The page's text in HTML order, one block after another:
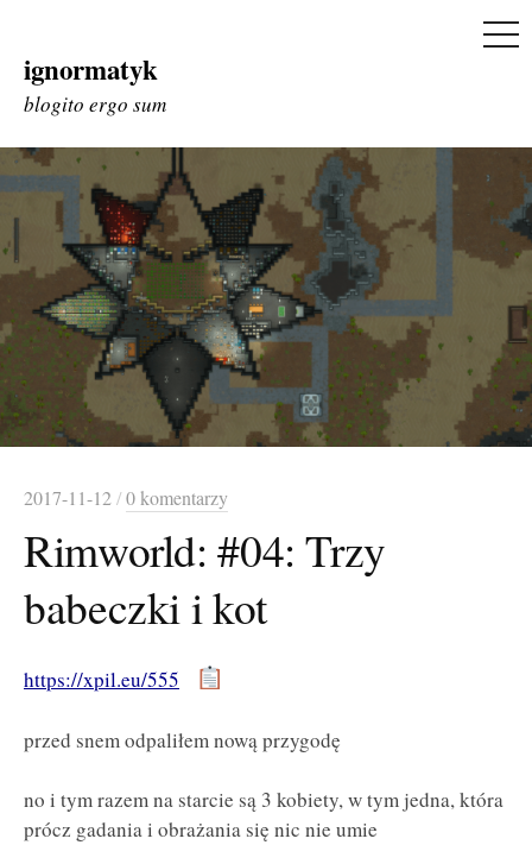
Skip
to
ignormatyk
blogito ergo sum
2017-11-12/0 komentarzy
Rimworld: #04: Trzy
babeczki i kot
https://xpil.eu/555
przed snem odpaliłem nową przygodę
no i tym razem na starcie są 3 kobiety, w tym jedna, która
prócz gadania i obrażania się nic nie umie